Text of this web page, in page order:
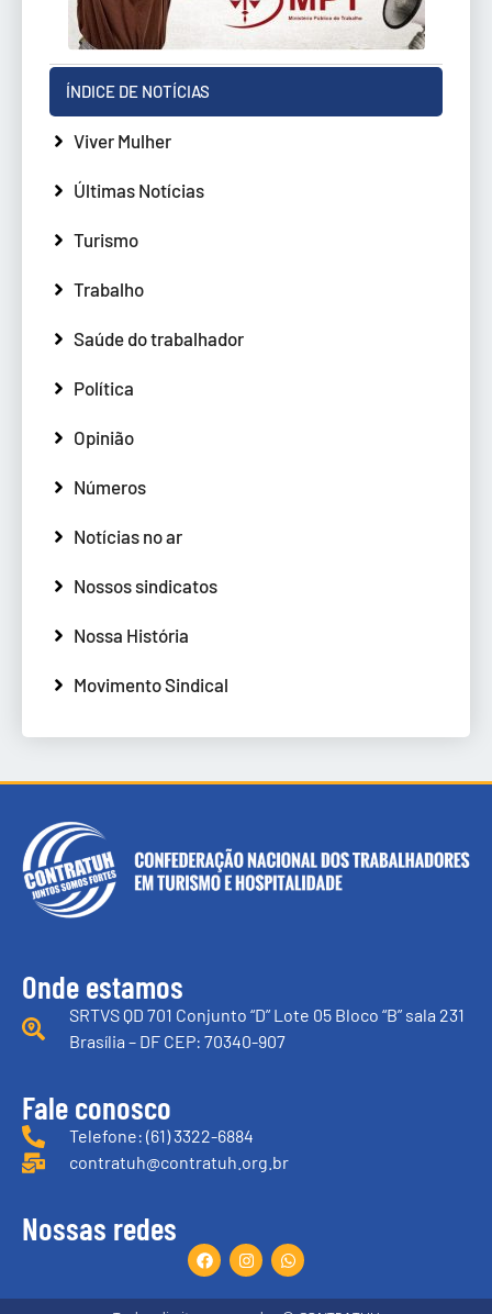
ÍNDICE DE NOTÍCIAS
Viver Mulher
Últimas Notícias
Turismo
Trabalho
Saúde do trabalhador
Política
Opinião
Números
Notícias no ar
Nossos sindicatos
Nossa História
Movimento Sindical
Onde estamos
SRTVS QD 701 Conjunto “D” Lote 05 Bloco “B” sala 231
Brasília – DF CEP: 70340-907
Fale conosco
Telefone: (61) 3322-6884
contratuh@contratuh.org.br
Nossas redes